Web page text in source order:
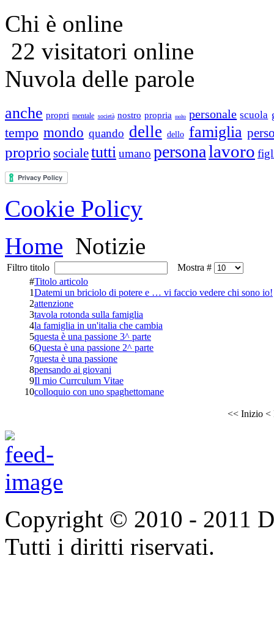
Chi è online
22 visitatori online
Nuvola delle parole
anche propri mentale società nostro propria molto personale scuola
tempo mondo quando delle dello famiglia
proprio socialetutti umano personalavoro
Cookie Policy
Home Notizie
Filtro titolo
Mostra #
#Titolo articolo
1Datemi un briciolo di potere e … vi faccio vedere chi sono io!
2attenzione
3tavola rotonda sulla famiglia
4la famiglia in un'italia che cambia
5questa è una passione 3^ parte
6Questa è una passione 2^ parte
7questa è una passione
8pensando ai giovani
9Il mio Currculum Vitae
10colloquio con uno spaghettomane
<< Inizio<
Copyright © 2010 - 2011
Tutti i diritti riservati.